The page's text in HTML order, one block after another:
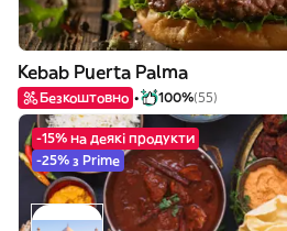
Kebab Puerta Palma
Безкоштовно 100%(55)
-15% на деякі продукти
-25% з Prime